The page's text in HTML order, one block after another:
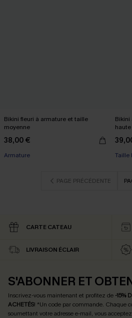
Bikini fleuri à armature et taille
moyenne
38,00 €
Armature
haute
Taille
PAGE PRÉCÉDENTE
CARTE CATEAU
LIVRAISON ÉCLAIR
S'ABONNER ET
Inscrivez-vous maintenant et profitez de -15%
ACHETÉS! *Un code par commande. Chaque
soumettant votre adresse e-mail, vous